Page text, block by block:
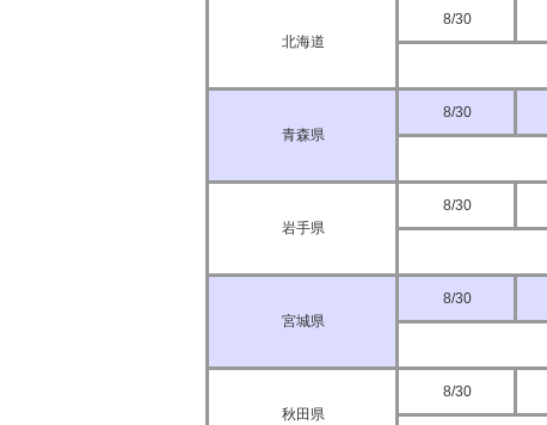
北海道
8/30
青森県
8/30
岩手県
8/30
宮城県
8/30
秋田県
8/30